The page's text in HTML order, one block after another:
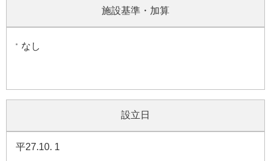
施設基準・加算
なし
設立日
平27.10. 1